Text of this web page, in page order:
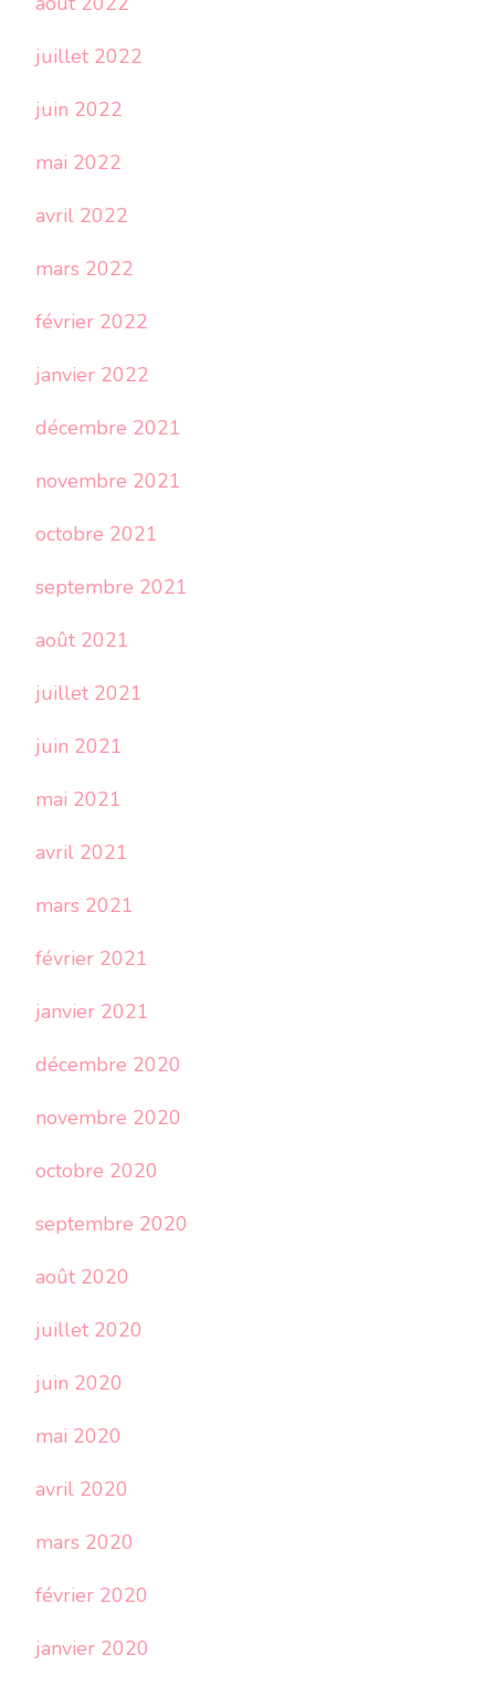
juillet 2022
juin 2022
mai 2022
avril 2022
mars 2022
février 2022
janvier 2022
décembre 2021
novembre 2021
octobre 2021
septembre 2021
août 2021
juillet 2021
juin 2021
mai 2021
avril 2021
mars 2021
février 2021
janvier 2021
décembre 2020
novembre 2020
octobre 2020
septembre 2020
août 2020
juillet 2020
juin 2020
mai 2020
avril 2020
mars 2020
février 2020
janvier 2020